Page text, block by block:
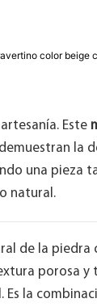
color beige
Este
la
una pieza
natural.
de la piedra
porosa y
la